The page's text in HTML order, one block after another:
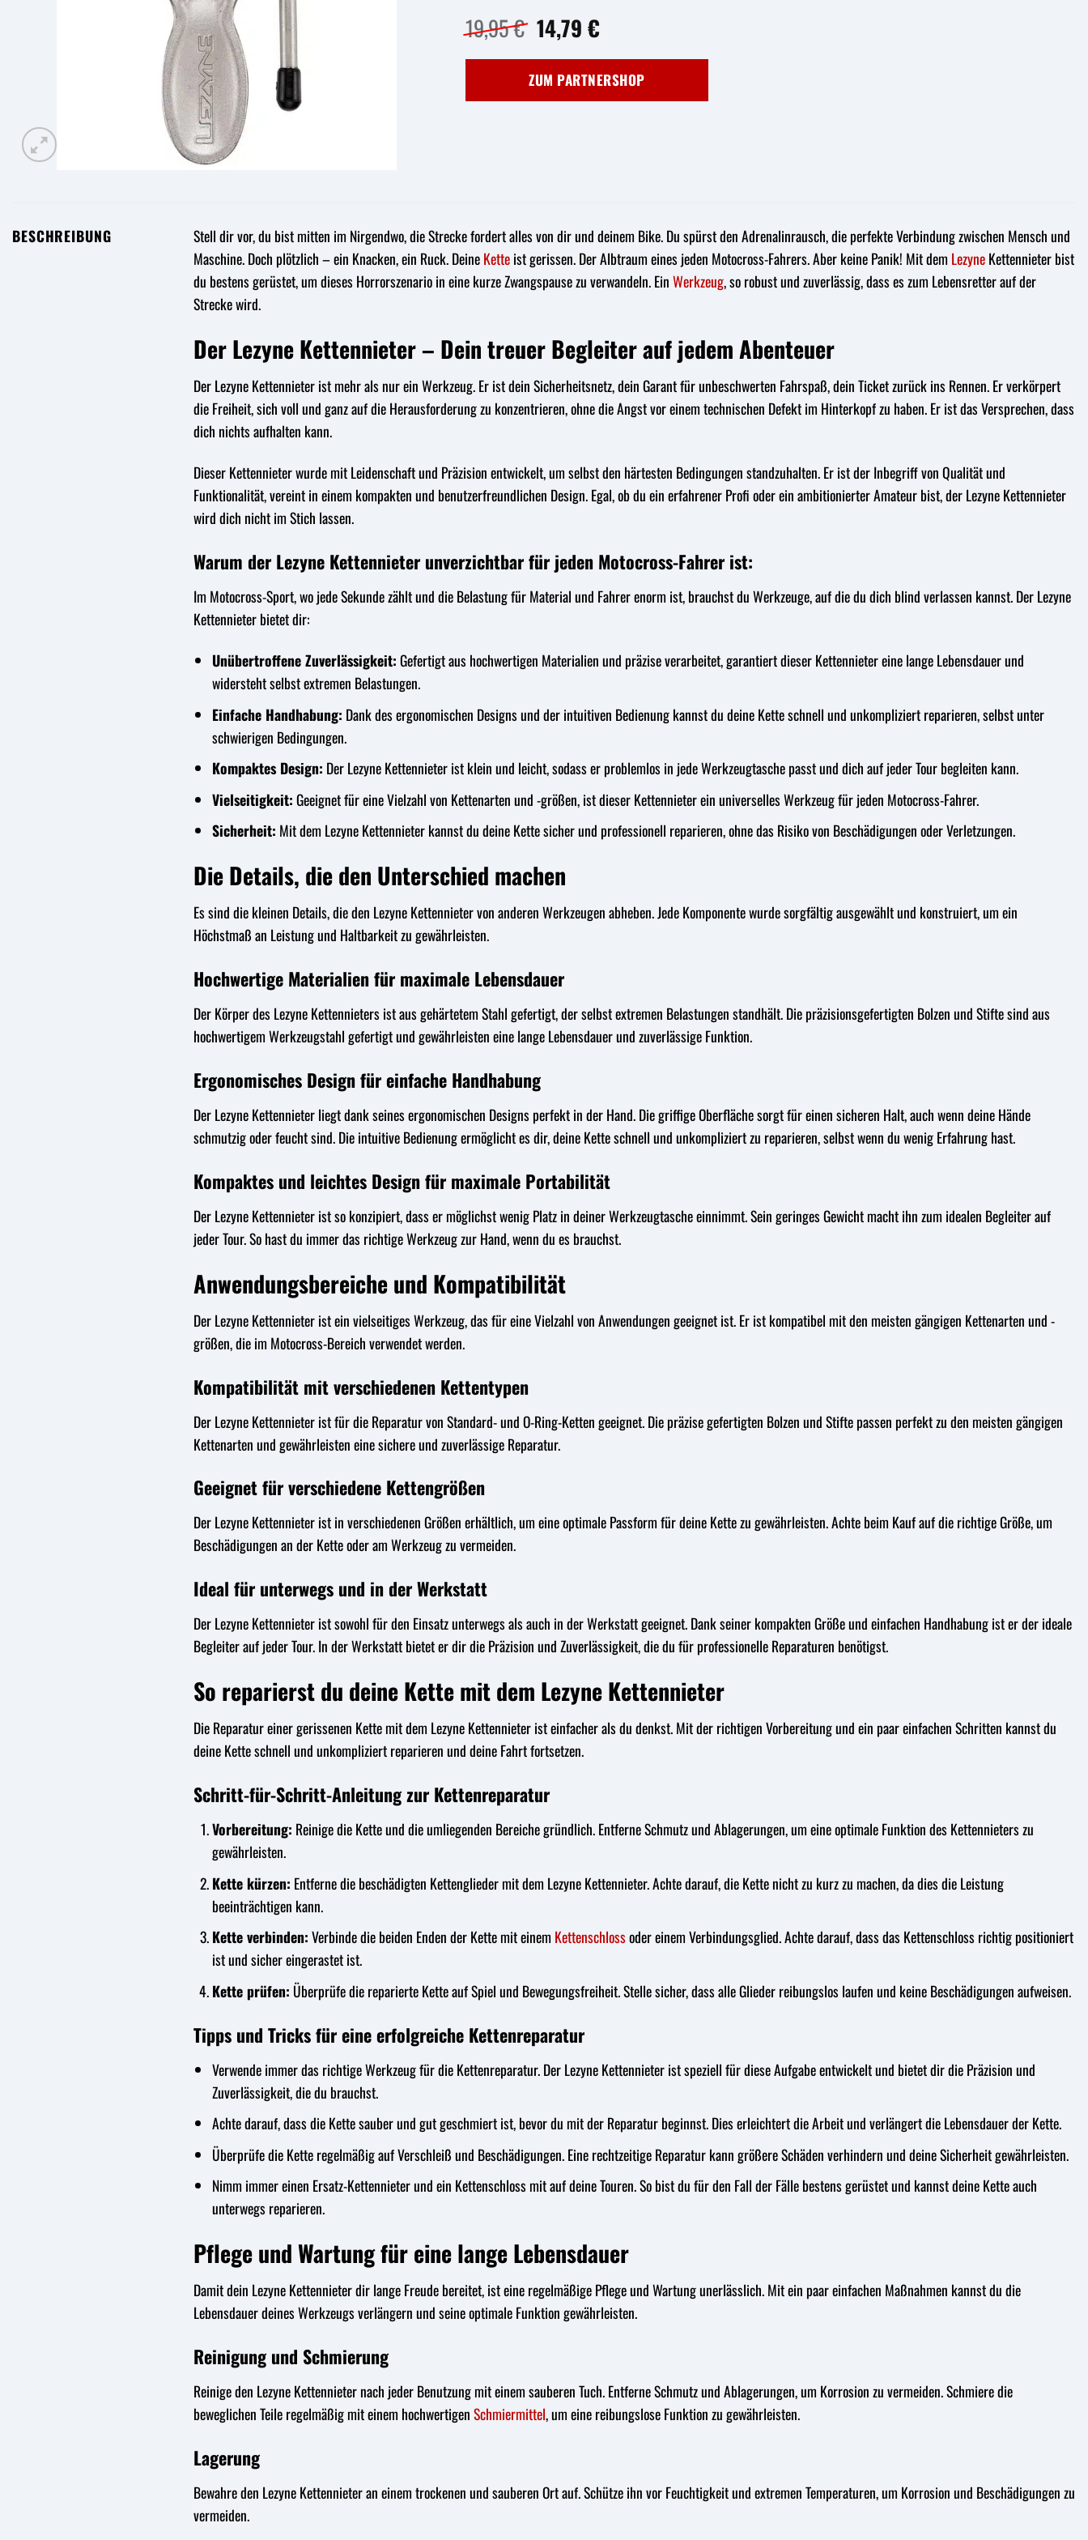
19,95€ Ursprünglicher
Preis
war:
19,95 €
14,79 €Aktueller
ist:
14,79 €.
ZUM PARTNERSHOP
BESCHREIBUNG
Stell dir vor, du bist mitten im Nirgendwo, die Strecke fordert alles von dir und deinem Bike. Du spürst den Adrenalinrausch, die perfekte Verbindung zwischen Mensch und
Maschine. Doch plötzlich – ein Knacken, ein Ruck. DeineKetteist gerissen. Der Albtraum eines jeden Motocross-Fahrers. Aber keine Panik! Mit dem LezyneKettennieter bist
du bestens gerüstet, um dieses Horrorszenario in eine kurze Zwangspause zu verwandeln. EinWerkzeug, so robust und zuverlässig, dass es zum Lebensretter auf der
Strecke wird.
Der Lezyne Kettennieter – Dein treuer Begleiter auf jedem Abenteuer
Der Lezyne Kettennieter ist mehr als nur ein Werkzeug. Er ist dein Sicherheitsnetz, dein Garant für unbeschwerten Fahrspaß, dein Ticket zurück ins Rennen. Er verkörpert
die Freiheit, sich voll und ganz auf die Herausforderung zu konzentrieren, ohne die Angst vor einem technischen Defekt im Hinterkopf zu haben. Er ist das Versprechen, dass
dich nichts aufhalten kann.
Dieser Kettennieter wurde mit Leidenschaft und Präzision entwickelt, um selbst den härtesten Bedingungen standzuhalten. Er ist der Inbegriff von Qualität und
Funktionalität, vereint in einem kompakten und benutzerfreundlichen Design. Egal, ob du ein erfahrener Profi oder ein ambitionierter Amateur bist, der Lezyne Kettennieter
wird dich nicht im Stich lassen.
Warum der Lezyne Kettennieter unverzichtbar für jeden Motocross-Fahrer ist:
Im Motocross-Sport, wo jede Sekunde zählt und die Belastung für Material und Fahrer enorm ist, brauchst du Werkzeuge, auf die du dich blind verlassen kannst. Der Lezyne
Kettennieter bietet dir:
Unübertroffene Zuverlässigkeit:Gefertigt aus hochwertigen Materialien und präzise verarbeitet, garantiert dieser Kettennieter eine lange Lebensdauer und
widersteht selbst extremen Belastungen.
Einfache Handhabung: Dank des ergonomischen Designs und der intuitiven Bedienung kannst du deine Kette schnell und unkompliziert reparieren, selbst unter
schwierigen Bedingungen.
Kompaktes Design: Der Lezyne Kettennieter ist klein und leicht, sodass er problemlos in jede Werkzeugtasche passt und dich auf jeder Tour begleiten kann.
Vielseitigkeit:Geeignet für eine Vielzahl von Kettenarten und -größen, ist dieser Kettennieter ein universelles Werkzeug für jeden Motocross-Fahrer.
Sicherheit: Mit dem Lezyne Kettennieter kannst du deine Kette sicher und professionell reparieren, ohne das Risiko von Beschädigungen oder Verletzungen.
Die Details, die den Unterschied machen
Es sind die kleinen Details, die den Lezyne Kettennieter von anderen Werkzeugen abheben. Jede Komponente wurde sorgfältig ausgewählt und konstruiert, um ein
Höchstmaß an Leistung und Haltbarkeit zu gewährleisten.
Hochwertige Materialien für maximale Lebensdauer
Der Körper des Lezyne Kettennieters ist aus gehärtetem Stahl gefertigt, der selbst extremen Belastungen standhält. Die präzisionsgefertigten Bolzen und Stifte sind aus
hochwertigem Werkzeugstahl gefertigt und gewährleisten eine lange Lebensdauer und zuverlässige Funktion.
Ergonomisches Design für einfache Handhabung
Der Lezyne Kettennieter liegt dank seines ergonomischen Designs perfekt in der Hand. Die griffige Oberfläche sorgt für einen sicheren Halt, auch wenn deine Hände
schmutzig oder feucht sind. Die intuitive Bedienung ermöglicht es dir, deine Kette schnell und unkompliziert zu reparieren, selbst wenn du wenig Erfahrung hast.
Kompaktes und leichtes Design für maximale Portabilität
Der Lezyne Kettennieter ist so konzipiert, dass er möglichst wenig Platz in deiner Werkzeugtasche einnimmt. Sein geringes Gewicht macht ihn zum idealen Begleiter auf
jeder Tour. So hast du immer das richtige Werkzeug zur Hand, wenn du es brauchst.
Anwendungsbereiche und Kompatibilität
Der Lezyne Kettennieter ist ein vielseitiges Werkzeug, das für eine Vielzahl von Anwendungen geeignet ist. Er ist kompatibel mit den meisten gängigen Kettenarten und -
größen, die im Motocross-Bereich verwendet werden.
Kompatibilität mit verschiedenen Kettentypen
Der Lezyne Kettennieter ist für die Reparatur von Standard- und O-Ring-Ketten geeignet. Die präzise gefertigten Bolzen und Stifte passen perfekt zu den meisten gängigen
Kettenarten und gewährleisten eine sichere und zuverlässige Reparatur.
Geeignet für verschiedene Kettengrößen
Der Lezyne Kettennieter ist in verschiedenen Größen erhältlich, um eine optimale Passform für deine Kette zu gewährleisten. Achte beim Kauf auf die richtige Größe, um
Beschädigungen an der Kette oder am Werkzeug zu vermeiden.
Ideal für unterwegs und in der Werkstatt
Der Lezyne Kettennieter ist sowohl für den Einsatz unterwegs als auch in der Werkstatt geeignet. Dank seiner kompakten Größe und einfachen Handhabung ist er der ideale
Begleiter auf jeder Tour. In der Werkstatt bietet er dir die Präzision und Zuverlässigkeit, die du für professionelle Reparaturen benötigst.
So reparierst du deine Kette mit dem Lezyne Kettennieter
Die Reparatur einer gerissenen Kette mit dem Lezyne Kettennieter ist einfacher als du denkst. Mit der richtigen Vorbereitung und ein paar einfachen Schritten kannst du
deine Kette schnell und unkompliziert reparieren und deine Fahrt fortsetzen.
Schritt-für-Schritt-Anleitung zur Kettenreparatur
Vorbereitung: Reinige die Kette und die umliegenden Bereiche gründlich. Entferne Schmutz und Ablagerungen, um eine optimale Funktion des Kettennieters zu
gewährleisten.
Kette kürzen: Entferne die beschädigten Kettenglieder mit dem Lezyne Kettennieter. Achte darauf, die Kette nicht zu kurz zu machen, da dies die Leistung
beeinträchtigen kann.
Kette verbinden:Verbinde die beiden Enden der Kette mit einem Kettenschlossoder einem Verbindungsglied. Achte darauf, dass das Kettenschloss richtig positioniert
ist und sicher eingerastet ist.
Kette prüfen: Überprüfe die reparierte Kette auf Spiel und Bewegungsfreiheit. Stelle sicher, dass alle Glieder reibungslos laufen und keine Beschädigungen aufweisen.
Tipps und Tricks für eine erfolgreiche Kettenreparatur
Verwende immer das richtige Werkzeug für die Kettenreparatur. Der Lezyne Kettennieter ist speziell für diese Aufgabe entwickelt und bietet dir die Präzision und
Zuverlässigkeit, die du brauchst.
Achte darauf, dass die Kette sauber und gut geschmiert ist, bevor du mit der Reparatur beginnst. Dies erleichtert die Arbeit und verlängert die Lebensdauer der Kette.
Überprüfe die Kette regelmäßig auf Verschleiß und Beschädigungen. Eine rechtzeitige Reparatur kann größere Schäden verhindern und deine Sicherheit gewährleisten.
Nimm immer einen Ersatz-Kettennieter und ein Kettenschloss mit auf deine Touren. So bist du für den Fall der Fälle bestens gerüstet und kannst deine Kette auch
unterwegs reparieren.
Pflege und Wartung für eine lange Lebensdauer
Damit dein Lezyne Kettennieter dir lange Freude bereitet, ist eine regelmäßige Pflege und Wartung unerlässlich. Mit ein paar einfachen Maßnahmen kannst du die
Lebensdauer deines Werkzeugs verlängern und seine optimale Funktion gewährleisten.
Reinigung und Schmierung
Reinige den Lezyne Kettennieter nach jeder Benutzung mit einem sauberen Tuch. Entferne Schmutz und Ablagerungen, um Korrosion zu vermeiden. Schmiere die
beweglichen Teile regelmäßig mit einem hochwertigenSchmiermittel, um eine reibungslose Funktion zu gewährleisten.
Lagerung
Bewahre den Lezyne Kettennieter an einem trockenen und sauberen Ort auf. Schütze ihn vor Feuchtigkeit und extremen Temperaturen, um Korrosion und Beschädigungen zu
vermeiden.